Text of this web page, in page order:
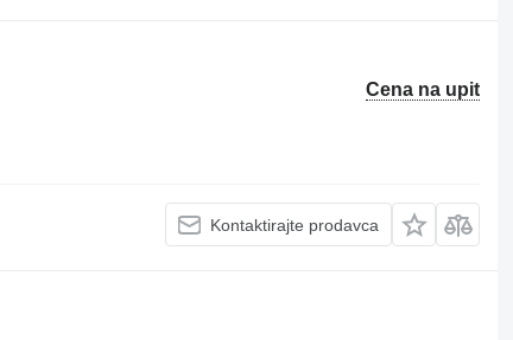
Cena na upit
Kontaktirajte prodavca